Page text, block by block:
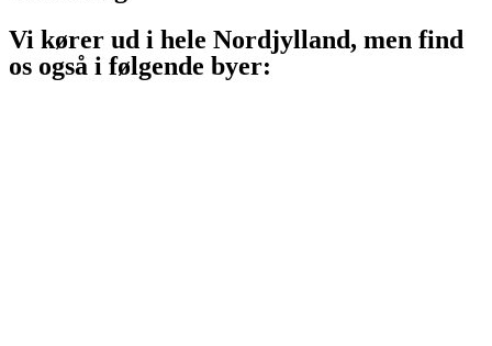
Vi kører ud i hele Nordjylland, men find
os også i følgende byer: